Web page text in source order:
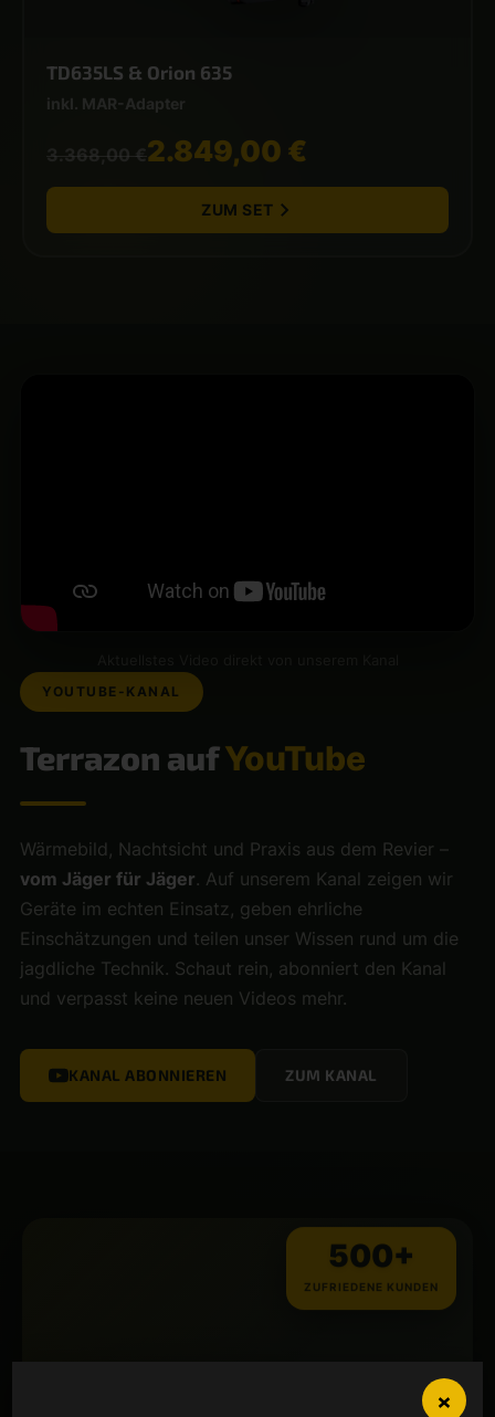
TD635LS & Orion 635
inkl. MAR-Adapter
3.368,00 € 2.849,00 €
ZUM SET
YOUTUBE-KANAL
Terrazon aufYouTube
Wärmebild, Nachtsicht und Praxis aus dem Revier –
vom Jäger für Jäger. Auf unserem Kanal zeigen wir
Geräte im echten Einsatz, geben ehrliche
Einschätzungen und teilen unser Wissen rund um die
jagdliche Technik. Schaut rein, abonniert den Kanal
und verpasst keine neuen Videos mehr.
KANAL ABONNIEREN ZUM KANAL
500+
ZUFRIEDENE KUNDEN
×